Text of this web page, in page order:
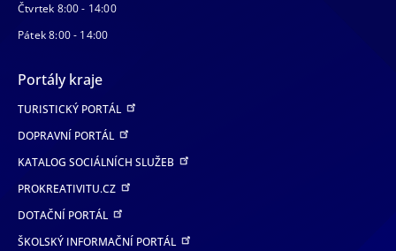
Čtvrtek 8:00 - 14:00
Pátek 8:00 - 14:00
Portály kraje
TURISTICKÝ PORTÁL
DOPRAVNÍ PORTÁL
KATALOG SOCIÁLNÍCH SLUŽEB
PROKREATIVITU.CZ
DOTAČNÍ PORTÁL
ŠKOLSKÝ INFORMAČNÍ PORTÁL